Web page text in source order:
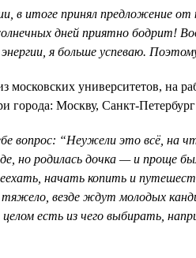
в итоге принял предложение
дней приятно бодрит!
я больше успеваю.
университетов, на
города: Москву, Санкт-
вопрос: “Неужели это всё, на
но родилась дочка — и проще
начать копить и
тяжело, везде ждут молодых
есть из чего выбирать,